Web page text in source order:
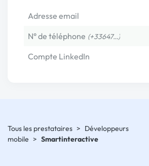
Adresse email
N° de téléphone (+33647…)
Compte LinkedIn
Tous les prestataires > Développeurs
mobile > Smartinteractive